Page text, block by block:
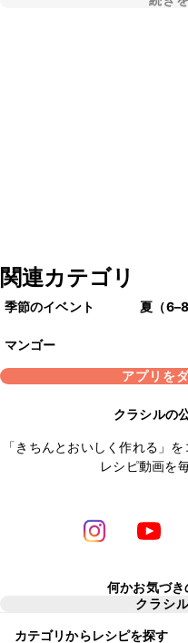
関連カテゴリ
季節のイベント 夏（6–8
マンゴー
アプリを
クラシルの
「きちんとおいしく作れる」
レシピ動画を
何かお気づき
クラシ
カテゴリからレシピを探す